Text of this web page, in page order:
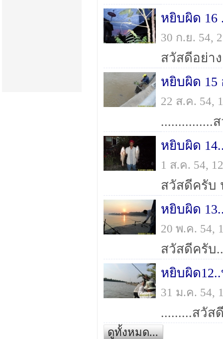
หยิบผิด 16
30 ก.ย. 54,
หยิบผิด 15
22 ส.ค. 54,
หยิบผิด
1 ส.ค. 54,
หยิบผิด
20 พ.ค. 54,
31 ม.ค. 54,
ดูทั้งหมด...